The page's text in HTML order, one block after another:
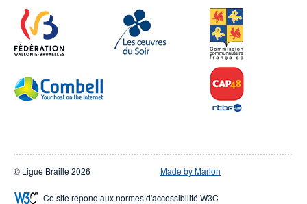
© Ligue Braille 2026 Made by Marlon
Ce site répond aux normes d'accessibilité W3C